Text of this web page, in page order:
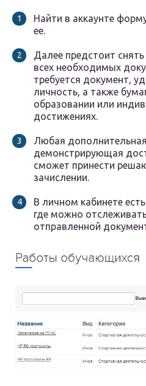
Найти в аккаунте
ее.
Далее предстоит
всех необходимых
требуется документ,
личность, а также
образовании или
достижениях.
Любая
демонстрирующая
сможет принести
зачислении.
В личном кабинете
где можно
отправленной